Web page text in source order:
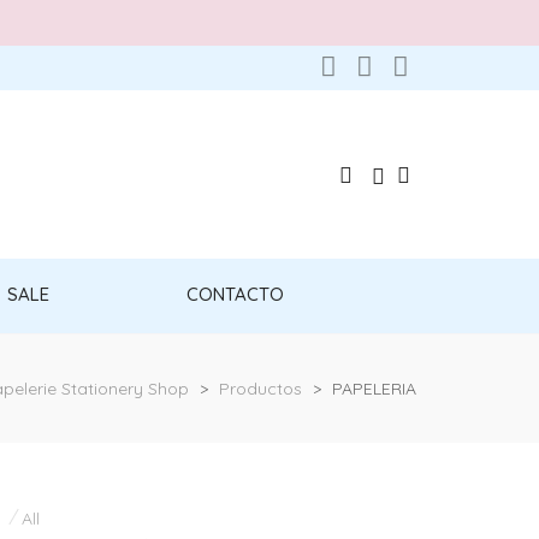
SALE CONTACTO
Stationery Shop > Productos > PAPELERIA
All